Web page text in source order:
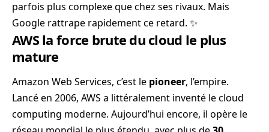
parfois plus complexe que chez ses rivaux. Mais
Google rattrape rapidement ce retard. ✨
AWS la force brute du cloud le plus
mature
Amazon Web Services, c’est le pioneer, l’empire.
Lancé en 2006, AWS a littéralement inventé le cloud
computing moderne. Aujourd’hui encore, il opère le